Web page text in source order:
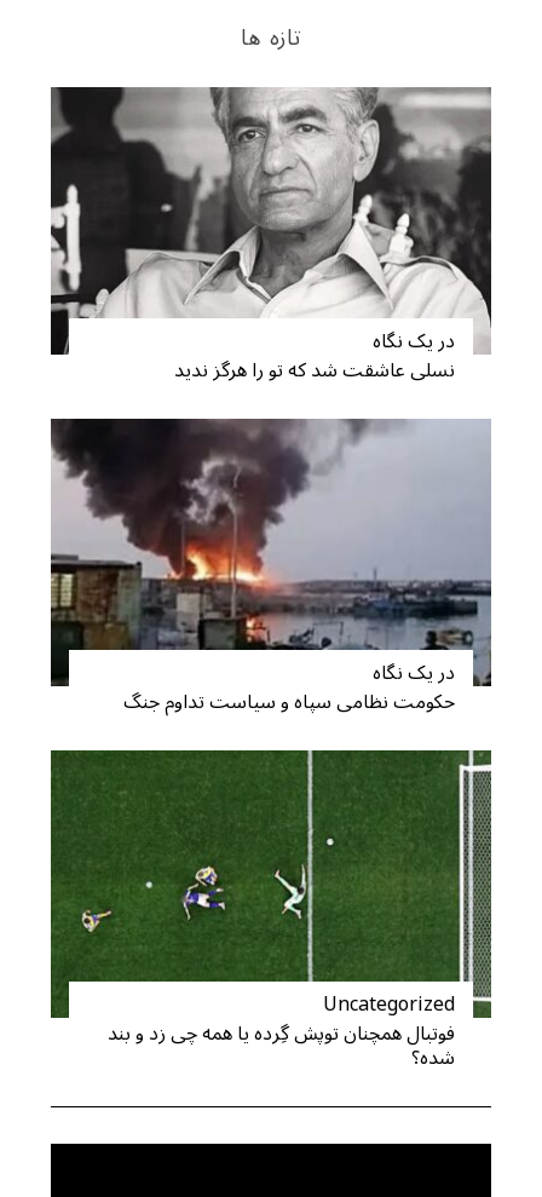
تازه ها
در یک نگاه
نسلی عاشقت شد که تو را هرگز ندید
در یک نگاه
حکومت نظامی سپاه و سیاست تداوم جنگ
Uncategorized
فوتبال همچنان توپش گِرده یا همه چی زد و بند
شده؟
S
e
a
h